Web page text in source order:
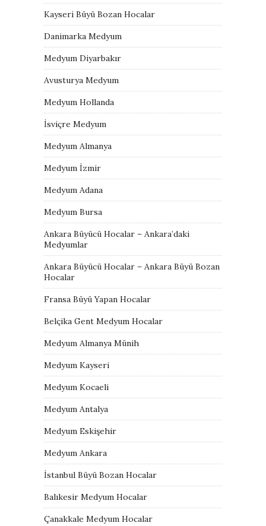
Kayseri Büyü Bozan Hocalar
Danimarka Medyum
Medyum Diyarbakır
Avusturya Medyum
Medyum Hollanda
İsviçre Medyum
Medyum Almanya
Medyum İzmir
Medyum Adana
Medyum Bursa
Ankara Büyücü Hocalar – Ankara’daki
Medyumlar
Ankara Büyücü Hocalar – Ankara Büyü Bozan
Hocalar
Fransa Büyü Yapan Hocalar
Belçika Gent Medyum Hocalar
Medyum Almanya Münih
Medyum Kayseri
Medyum Kocaeli
Medyum Antalya
Medyum Eskişehir
Medyum Ankara
İstanbul Büyü Bozan Hocalar
Balıkesir Medyum Hocalar
Çanakkale Medyum Hocalar